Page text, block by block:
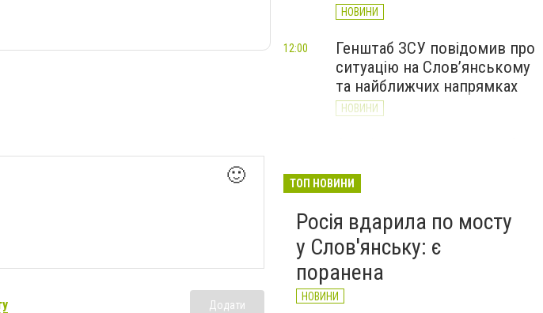
🙂
Додати
НОВИНИ
Генштаб ЗСУ повідомив про
ситуацію на Слов’янському
та найближчих напрямках
НОВИНИ
12:00
великої війни: 7 серпня
ТОП НОВИНИ
Росія вдарила по мосту
у Слов'янську: є
поранена
НОВИНИ